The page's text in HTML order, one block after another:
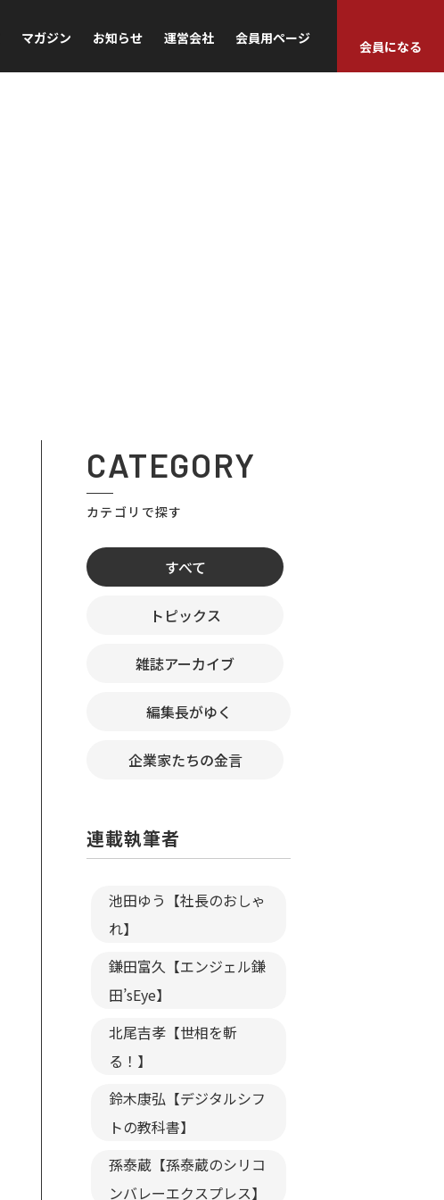
マガジン お知らせ 運営会社 会員用ページ
会員になる
CATEGORY
カテゴリで探す
すべて
トピックス
雑誌アーカイブ
編集長がゆく
企業家たちの金言
連載執筆者
池田ゆう【社長のおしゃ
れ】
鎌田富久【エンジェル鎌
田’sEye】
北尾吉孝【世相を斬
る！】
鈴木康弘【デジタルシフ
トの教科書】
孫泰蔵【孫泰蔵のシリコ
ンバレーエクスプレス】